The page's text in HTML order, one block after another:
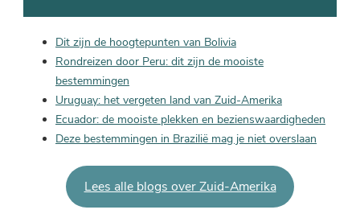
Dit zijn de hoogtepunten van Bolivia
Rondreizen door Peru: dit zijn de mooiste
bestemmingen
Uruguay: het vergeten land van Zuid-Amerika
Ecuador: de mooiste plekken en bezienswaardigheden
Deze bestemmingen in Brazilië mag je niet overslaan
Lees alle blogs over Zuid-Amerika